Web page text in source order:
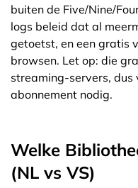
buiten de Five/Nine/
logs beleid dat al
getoetst, en een gratis
browsen. Let op: die
streaming-servers, dus
abonnement nodig.
Welke
(NL vs VS)